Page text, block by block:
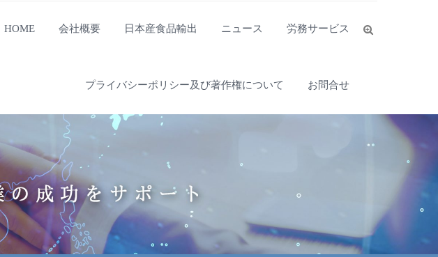
HOME 会社概要 日本産食品輸出 ニュース 労務サービス
プライバシーポリシー及び著作権について お問合せ